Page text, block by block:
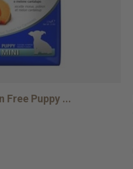
Free Puppy ...